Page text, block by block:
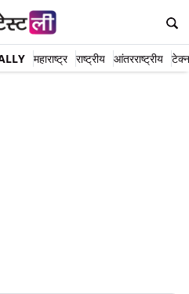
महाराष्ट्र राष्ट्रीय आंतरराष्ट्रीय